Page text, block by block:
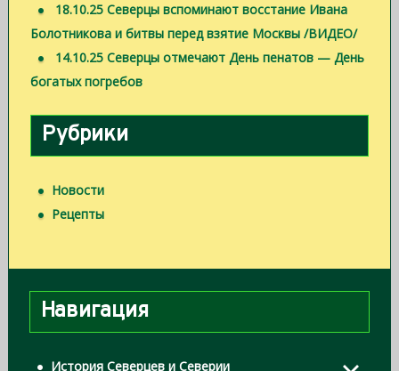
18.10.25 Северцы вспоминают восстание Ивана
Болотникова и битвы перед взятие Москвы /ВИДЕО/
14.10.25 Северцы отмечают День пенатов — День
богатых погребов
Рубрики
Новости
Рецепты
Навигация
История Северцев и Северии